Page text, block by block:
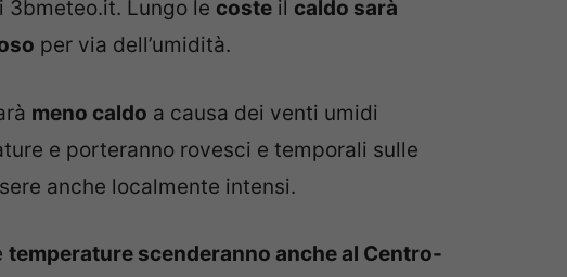
3bmeteo.it. Lungo le coste il caldo sarà
per via dell’umidità.
meno caldo a causa dei venti umidi
e porteranno rovesci e temporali sulle
anche localmente intensi.
temperature scenderanno anche al Centro-